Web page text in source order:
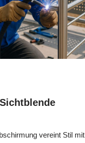
vereint Stil mit